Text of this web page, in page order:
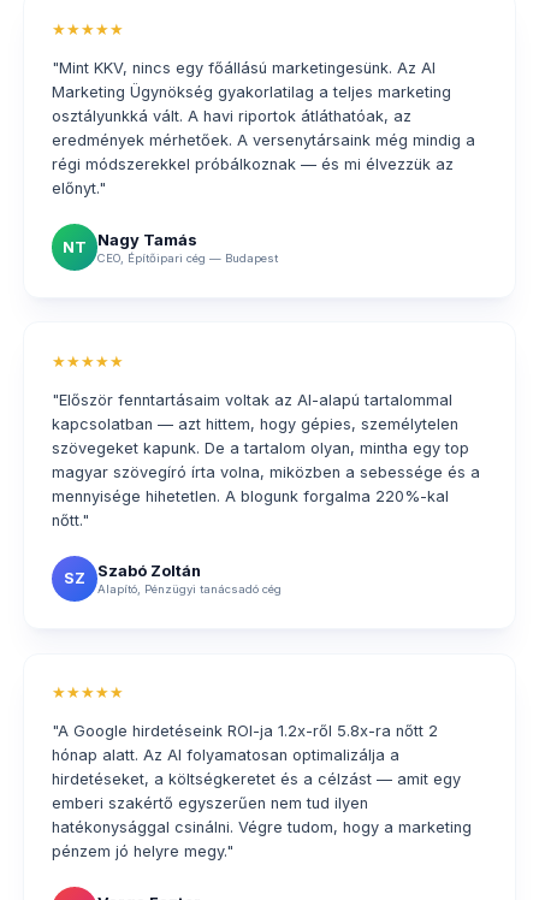
★★★★★
"Mint KKV, nincs egy főállású marketingesünk. Az AI
Marketing Ügynökség gyakorlatilag a teljes marketing
osztályunkká vált. A havi riportok átláthatóak, az
eredmények mérhetőek. A versenytársaink még mindig a
régi módszerekkel próbálkoznak — és mi élvezzük az
előnyt."
NT Nagy Tamás
CEO, Építőipari cég — Budapest
★★★★★
"Először fenntartásaim voltak az AI-alapú tartalommal
kapcsolatban — azt hittem, hogy gépies, személytelen
szövegeket kapunk. De a tartalom olyan, mintha egy top
magyar szövegíró írta volna, miközben a sebessége és a
mennyisége hihetetlen. A blogunk forgalma 220%-kal
nőtt."
SZ Szabó Zoltán
Alapító, Pénzügyi tanácsadó cég
★★★★★
"A Google hirdetéseink ROI-ja 1.2x-ről 5.8x-ra nőtt 2
hónap alatt. Az AI folyamatosan optimalizálja a
hirdetéseket, a költségkeretet és a célzást — amit egy
emberi szakértő egyszerűen nem tud ilyen
hatékonysággal csinálni. Végre tudom, hogy a marketing
pénzem jó helyre megy."